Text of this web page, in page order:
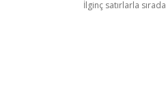
İlginç satırlarla